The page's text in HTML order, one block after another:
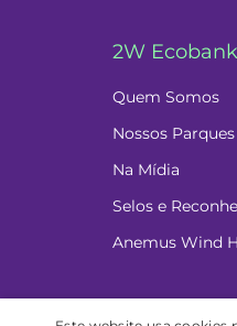
2W Ecobank
Quem Somos
Nossos Parques
Na Mídia
Selos e
Anemus Wind